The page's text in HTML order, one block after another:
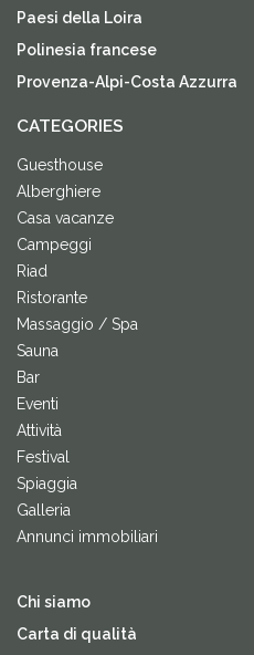
Paesi della Loira
Polinesia francese
Provenza-Alpi-Costa Azzurra
CATEGORIES
Guesthouse
Alberghiere
Casa vacanze
Campeggi
Riad
Ristorante
Massaggio / Spa
Sauna
Bar
Eventi
Attività
Festival
Spiaggia
Galleria
Annunci immobiliari
Chi siamo
Carta di qualità